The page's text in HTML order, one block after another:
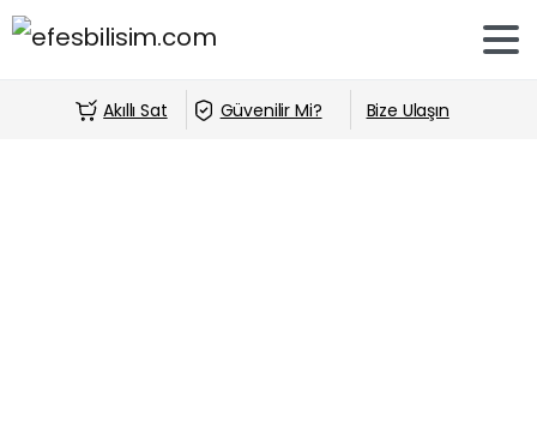
Akıllı Sat Güvenilir Mi? Bize Ulaşın